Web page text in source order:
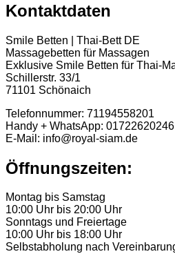
Kontaktdaten
Smile Betten | Thai-Bett DE
Massagebetten für Massagen
Exklusive Smile Betten für Thai-
Schillerstr. 33/1
71101 Schönaich
Telefonnummer: 71194558201
Handy + WhatsApp: 01722620246
E-Mail: info@royal-siam.de
Öffnungszeiten:
Montag bis Samstag
10:00 Uhr bis 20:00 Uhr
Sonntags und Freiertage
10:00 Uhr bis 18:00 Uhr
Selbstabholung nach